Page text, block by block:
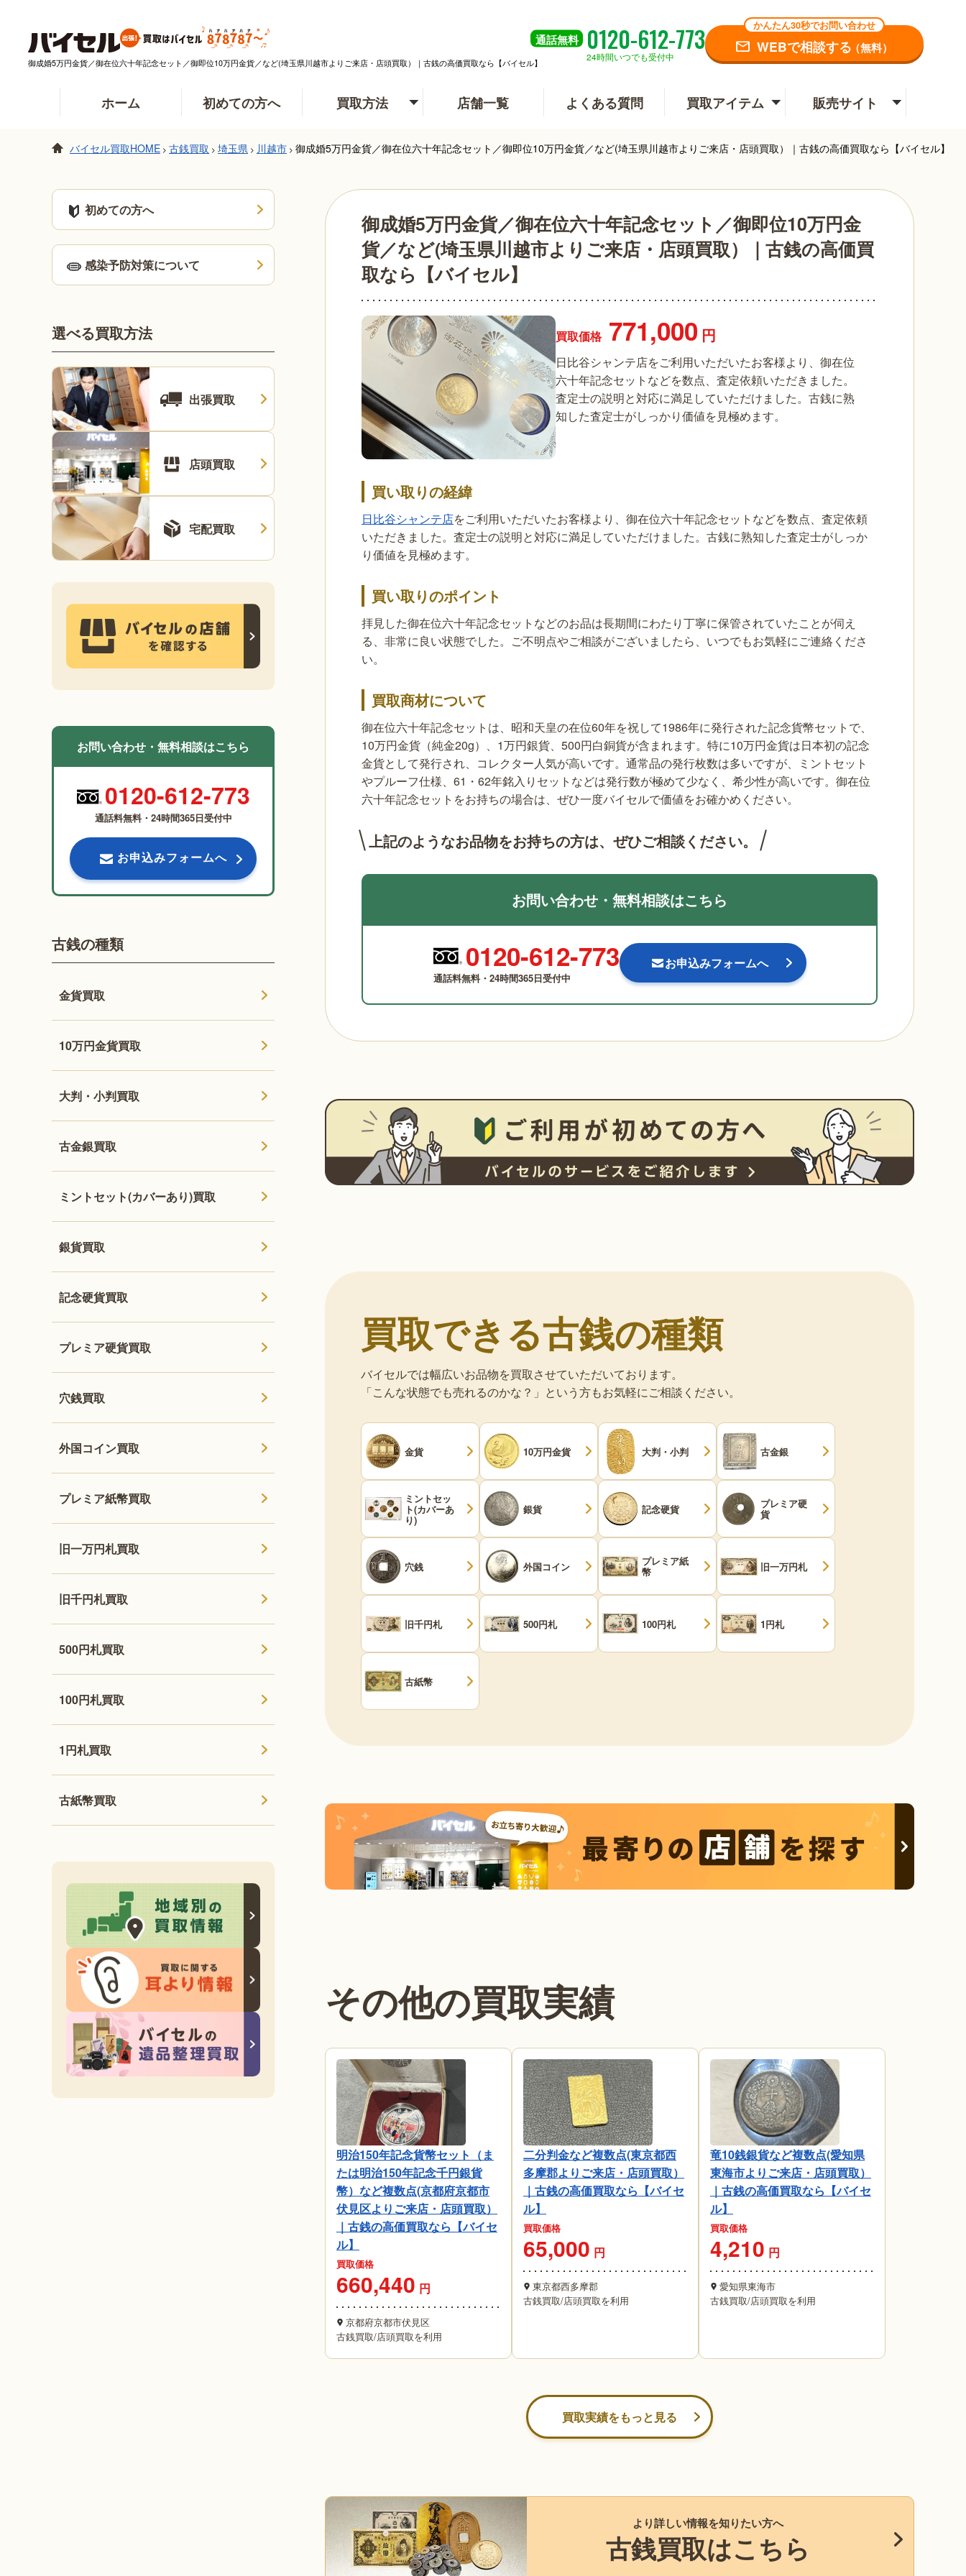
御成婚5万円金貨／御在位六十年記念セット／御即位10万円金貨／など(埼玉県川越市よりご来店・店頭買取）｜古銭の高価買取なら【バイセル】
通話無料 0120-612-773
24時間いつでも受付中
かんたん30秒でお問い合わせ
WEBで相談する（無料）
ホーム 初めての方へ 買取方法 店舗一覧 よくある質問 買取アイテム 販売サイト
バイセル買取HOME > 古銭買取 > 埼玉県 > 川越市 > 御成婚5万円金貨／御在位六十年記念セット／御即位10万円金貨／など(埼玉県川越市よりご来店・店頭買取）｜古銭の高価買取なら【バイセル】
御成婚5万円金貨／御在位六十年記念セット／御即位10万円金
貨／など(埼玉県川越市よりご来店・店頭買取）｜古銭の高価買
取なら【バイセル】
買取価格 771,000 円
日比谷シャンテ店をご利用いただいたお客様より、御在位
六十年記念セットなどを数点、査定依頼いただきました。
査定士の説明と対応に満足していただけました。古銭に熟
知した査定士がしっかり価値を見極めます。
買い取りの経緯
日比谷シャンテ店をご利用いただいたお客様より、御在位六十年記念セットなどを数点、査定依頼
いただきました。査定士の説明と対応に満足していただけました。古銭に熟知した査定士がしっか
り価値を見極めます。
買い取りのポイント
拝見した御在位六十年記念セットなどのお品は長期間にわたり丁寧に保管されていたことが伺え
る、非常に良い状態でした。ご不明点やご相談がございましたら、いつでもお気軽にご連絡くださ
い。
買取商材について
御在位六十年記念セットは、昭和天皇の在位60年を祝して1986年に発行された記念貨幣セットで、
10万円金貨（純金20g）、1万円銀貨、500円白銅貨が含まれます。特に10万円金貨は日本初の記念
金貨として発行され、コレクター人気が高いです。通常品の発行枚数は多いですが、ミントセット
やプルーフ仕様、61・62年銘入りセットなどは発行数が極めて少なく、希少性が高いです。御在位
六十年記念セットをお持ちの場合は、ぜひ一度バイセルで価値をお確かめください。
上記のようなお品物をお持ちの方は、 ぜひご相談ください。
お問い合わせ・無料相談はこちら
0120-612-773
通話料無料・24時間365日受付中
お申込みフォームへ
買取できる古銭の種類
バイセルでは幅広いお品物を買取させていただいております。
「こんな状態でも売れるのかな？」という方もお気軽にご相談ください。
金貨 10万円金貨 大判・小判 古金銀
ミントセッ
ト(カバーあ
り)
銀貨 記念硬貨 プレミア硬
貨
穴銭 外国コイン プレミア紙
幣 旧一万円札
旧千円札 500円札 100円札 1円札
古紙幣
その他の買取実績
明治150年記念貨幣セット（ま
たは明治150年記念千円銀貨
幣）など複数点(京都府京都市
伏見区よりご来店・店頭買取）
｜古銭の高価買取なら【バイセ
ル】
買取価格
660,440 円
京都府京都市伏見区
古銭買取/店頭買取を利用
二分判金など複数点(東京都西
多摩郡よりご来店・店頭買取）
｜古銭の高価買取なら【バイセ
ル】
買取価格
65,000 円
東京都西多摩郡
古銭買取/店頭買取を利用
竜10銭銀貨など複数点(愛知県
東海市よりご来店・店頭買取）
｜古銭の高価買取なら【バイセ
ル】
買取価格
4,210 円
愛知県東海市
古銭買取/店頭買取を利用
買取実績をもっと見る
より詳しい情報を知りたい方へ
古銭買取はこちら
初めての方へ
感染予防対策について
選べる買取方法
出張買取
店頭買取
宅配買取
お問い合わせ・無料相談はこちら
0120-612-773
通話料無料・24時間365日受付中
お申込みフォームへ
古銭の種類
金貨買取
10万円金貨買取
大判・小判買取
古金銀買取
ミントセット(カバーあり)買取
銀貨買取
記念硬貨買取
プレミア硬貨買取
穴銭買取
外国コイン買取
プレミア紙幣買取
旧一万円札買取
旧千円札買取
500円札買取
100円札買取
1円札買取
古紙幣買取